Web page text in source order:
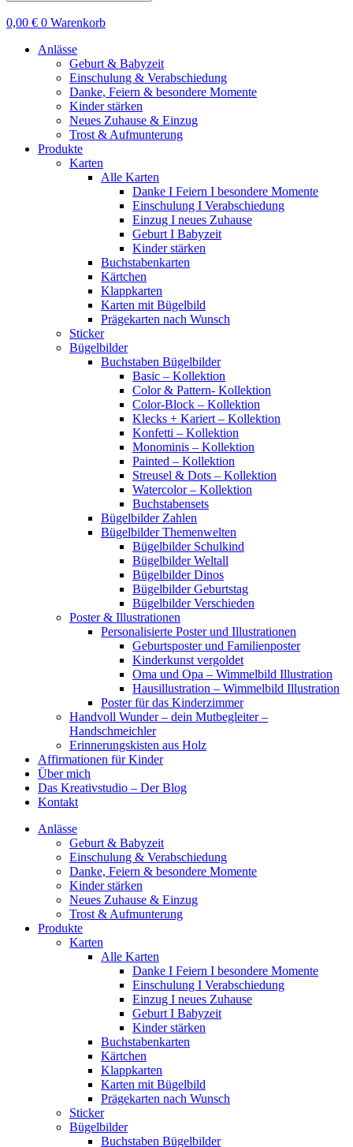
0,00 € 0 Warenkorb
Anlässe
Geburt & Babyzeit
Einschulung & Verabschiedung
Danke, Feiern & besondere Momente
Kinder stärken
Neues Zuhause & Einzug
Trost & Aufmunterung
Produkte
Karten
Alle Karten
Danke I Feiern I besondere Momente
Einschulung I Verabschiedung
Einzug I neues Zuhause
Geburt I Babyzeit
Kinder stärken
Buchstabenkarten
Kärtchen
Klappkarten
Karten mit Bügelbild
Prägekarten nach Wunsch
Sticker
Bügelbilder
Buchstaben Bügelbilder
Basic – Kollektion
Color & Pattern- Kollektion
Color-Block – Kollektion
Klecks + Kariert – Kollektion
Konfetti – Kollektion
Monominis – Kollektion
Painted – Kollektion
Streusel & Dots – Kollektion
Watercolor – Kollektion
Buchstabensets
Bügelbilder Zahlen
Bügelbilder Themenwelten
Bügelbilder Schulkind
Bügelbilder Weltall
Bügelbilder Dinos
Bügelbilder Geburtstag
Bügelbilder Verschieden
Poster & Illustrationen
Personalisierte Poster und Illustrationen
Geburtsposter und Familienposter
Kinderkunst vergoldet
Oma und Opa – Wimmelbild Illustration
Hausillustration – Wimmelbild Illustration
Poster für das Kinderzimmer
Handvoll Wunder – dein Mutbegleiter –
Handschmeichler
Erinnerungskisten aus Holz
Affirmationen für Kinder
Über mich
Das Kreativstudio – Der Blog
Kontakt
Anlässe
Geburt & Babyzeit
Einschulung & Verabschiedung
Danke, Feiern & besondere Momente
Kinder stärken
Neues Zuhause & Einzug
Trost & Aufmunterung
Produkte
Karten
Alle Karten
Danke I Feiern I besondere Momente
Einschulung I Verabschiedung
Einzug I neues Zuhause
Geburt I Babyzeit
Kinder stärken
Buchstabenkarten
Kärtchen
Klappkarten
Karten mit Bügelbild
Prägekarten nach Wunsch
Sticker
Bügelbilder
Buchstaben Bügelbilder